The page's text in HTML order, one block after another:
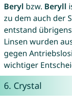
Beryl bzw. Beryll
zu dem auch der
entstand
Linsen wurden
gegen
wichtiger
6. Crystal